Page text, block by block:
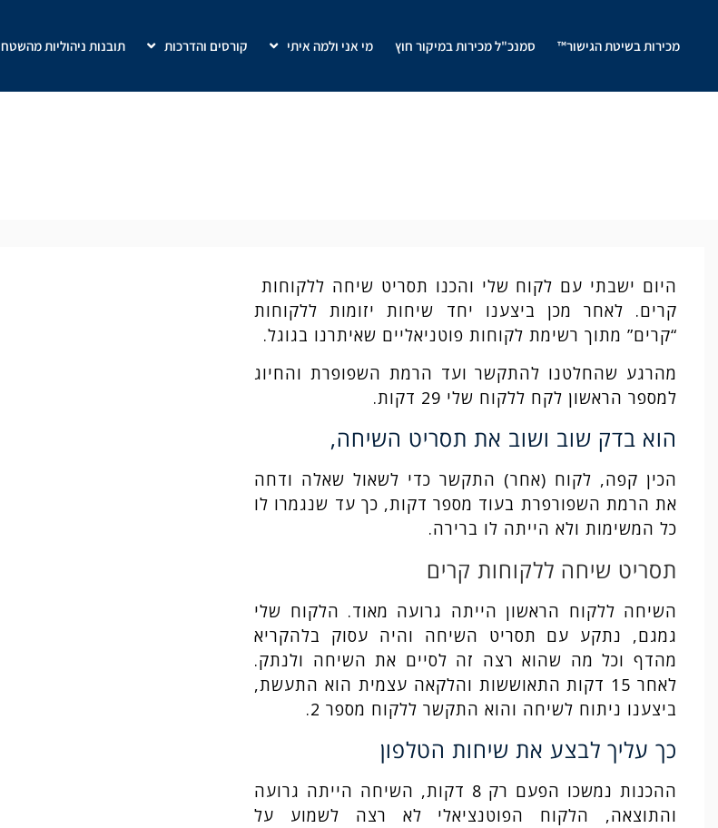
מכירות בשיטת הגישור™ סמנכ"ל מכירות במיקור חוץ מי אני ולמה איתי קורסים והדרכות תובנות ניהוליות מהשטח
היום ישבתי עם לקוח שלי והכנו תסריט שיחה ללקוחות
קרים. לאחר מכן ביצענו יחד שיחות יזומות ללקוחות
“קרים” מתוך רשימת לקוחות פוטניאליים שאיתרנו בגוגל.
מהרגע שהחלטנו להתקשר ועד הרמת השפופרת והחיוג
למספר הראשון לקח ללקוח שלי 29 דקות.
הוא בדק שוב ושוב את תסריט השיחה,
הכין קפה, לקוח (אחר) התקשר כדי לשאול שאלה ודחה
את הרמת השפורפרת בעוד מספר דקות, כך עד שנגמרו לו
כל המשימות ולא הייתה לו ברירה.
תסריט שיחה ללקוחות קרים
השיחה ללקוח הראשון הייתה גרועה מאוד. הלקוח שלי
גמגם, נתקע עם תסריט השיחה והיה עסוק בלהקריא
מהדף וכל מה שהוא רצה זה לסיים את השיחה ולנתק.
לאחר 15 דקות התאוששות והלקאה עצמית הוא התעשת,
ביצענו ניתוח לשיחה והוא התקשר ללקוח מספר 2.
כך עליך לבצע את שיחות הטלפון
ההכנות נמשכו הפעם רק 8 דקות, השיחה הייתה גרועה
והתוצאה, הלקוח הפוטנציאלי לא רצה לשמוע על